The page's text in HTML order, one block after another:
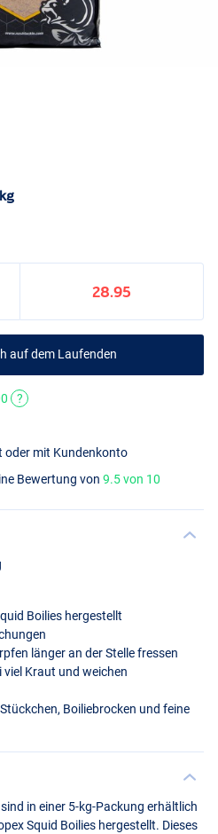
28.95
auf dem Laufenden
?
oder mit Kundenkonto
Bewertung von9.5 von 10
Boilies hergestellt
länger an der Stelle fressen
viel Kraut und weichen
Boiliebrocken und feine
in einer 5-kg-Packung erhältlich
Squid Boilies hergestellt. Dieses